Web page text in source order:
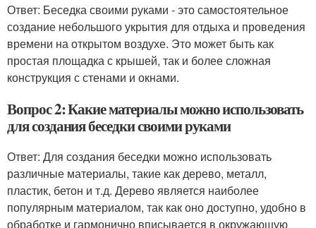
Ответ: Беседка своими руками - это самостоятельное
создание небольшого укрытия для отдыха и проведения
времени на открытом воздухе. Это может быть как
простая площадка с крышей, так и более сложная
конструкция с стенами и окнами.
Вопрос 2: Какие материалы можно использовать
для создания беседки своими руками
Ответ: Для создания беседки можно использовать
различные материалы, такие как дерево, металл,
пластик, бетон и т.д. Дерево является наиболее
популярным материалом, так как оно доступно, удобно в
обработке и гармонично вписывается в окружающую